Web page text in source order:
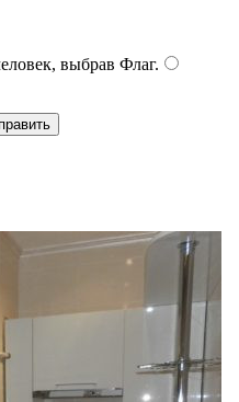
выбрав Флаг.